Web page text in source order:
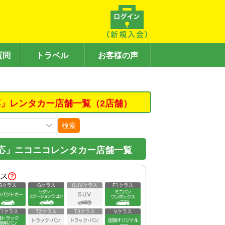
問 トラベル お客様の声
レンタカー店舗一覧（2店舗）
検索
」ニコニコレンタカー店舗一覧